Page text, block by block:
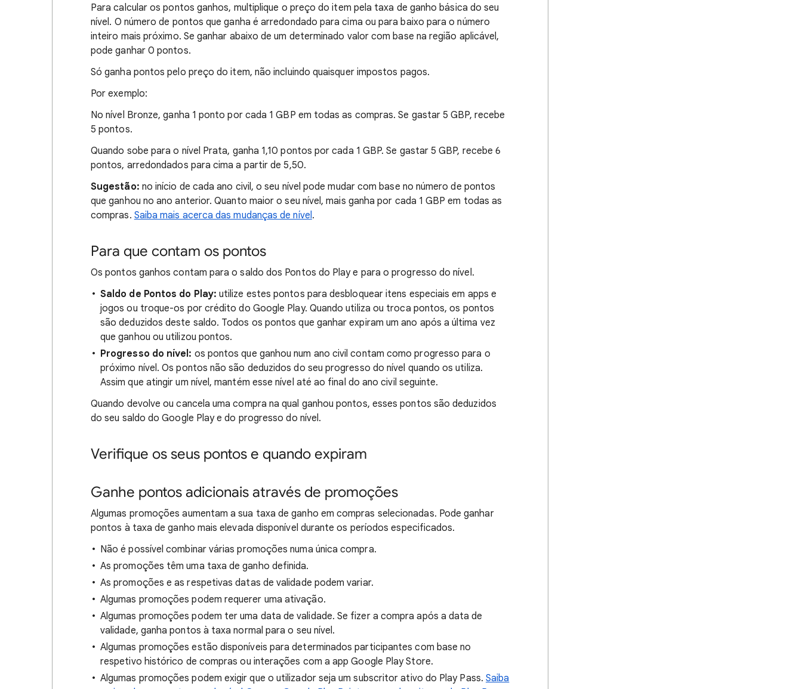
Para calcular os pontos ganhos, multiplique o preço do item pela taxa de ganho básica do seu
nível. O número de pontos que ganha é arredondado para cima ou para baixo para o número
inteiro mais próximo. Se ganhar abaixo de um determinado valor com base na região aplicável,
pode ganhar 0 pontos.
Só ganha pontos pelo preço do item, não incluindo quaisquer impostos pagos.
Por exemplo:
No nível Bronze, ganha 1 ponto por cada 1 GBP em todas as compras. Se gastar 5 GBP, recebe
5 pontos.
Quando sobe para o nível Prata, ganha 1,10 pontos por cada 1 GBP. Se gastar 5 GBP, recebe 6
pontos, arredondados para cima a partir de 5,50.
Sugestão: no início de cada ano civil, o seu nível pode mudar com base no número de pontos
que ganhou no ano anterior. Quanto maior o seu nível, mais ganha por cada 1 GBP em todas as
compras. Saiba mais acerca das mudanças de nível.
Para que contam os pontos
Os pontos ganhos contam para o saldo dos Pontos do Play e para o progresso do nível.
Saldo de Pontos do Play: utilize estes pontos para desbloquear itens especiais em apps e
jogos ou troque-os por crédito do Google Play. Quando utiliza ou troca pontos, os pontos
são deduzidos deste saldo. Todos os pontos que ganhar expiram um ano após a última vez
que ganhou ou utilizou pontos.
Progresso do nível: os pontos que ganhou num ano civil contam como progresso para o
próximo nível. Os pontos não são deduzidos do seu progresso do nível quando os utiliza.
Assim que atingir um nível, mantém esse nível até ao final do ano civil seguinte.
Quando devolve ou cancela uma compra na qual ganhou pontos, esses pontos são deduzidos
do seu saldo do Google Play e do progresso do nível.
Verifique os seus pontos e quando expiram
Ganhe pontos adicionais através de promoções
Algumas promoções aumentam a sua taxa de ganho em compras selecionadas. Pode ganhar
pontos à taxa de ganho mais elevada disponível durante os períodos especificados.
Não é possível combinar várias promoções numa única compra.
As promoções têm uma taxa de ganho definida.
As promoções e as respetivas datas de validade podem variar.
Algumas promoções podem requerer uma ativação.
Algumas promoções podem ter uma data de validade. Se fizer a compra após a data de
validade, ganha pontos à taxa normal para o seu nível.
Algumas promoções estão disponíveis para determinados participantes com base no
respetivo histórico de compras ou interações com a app Google Play Store.
Algumas promoções podem exigir que o utilizador seja um subscritor ativo do Play Pass. Saiba